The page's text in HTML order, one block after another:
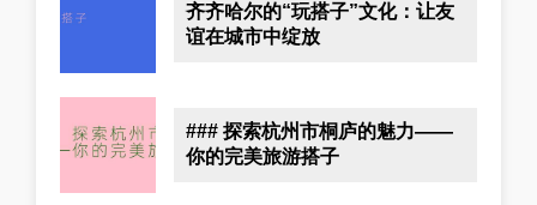
齐齐哈尔的“玩搭子”文化：让友
谊在城市中绽放
### 探索杭州市桐庐的魅力——
你的完美旅游搭子